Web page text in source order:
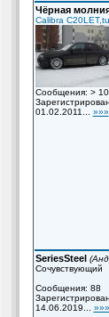
Чёрная
Calibra
Сообщения: >
01.02.2011... »»»
SeriesSteel
Сочувствующий
Сообщения: 88
14.06.2019... »»»